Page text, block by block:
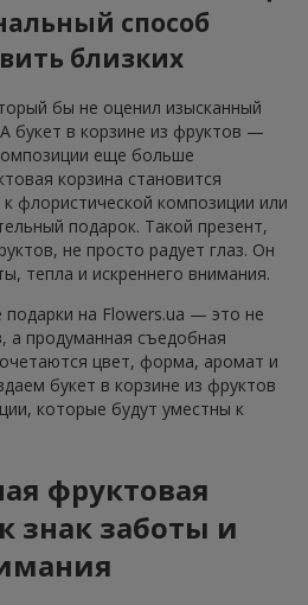
способ
близких
бы не оценил изысканный
букет в корзине из фруктов —
еще больше
корзина становится
флористической композиции или
подарок. Такой презент,
не просто радует глаз. Он
тепла и искреннего внимания.
на Flowers.ua — это не
а продуманная съедобная
цвет, форма, аромат и
букет в корзине из фруктов
которые будут уместны к
фруктовая
знак заботы и